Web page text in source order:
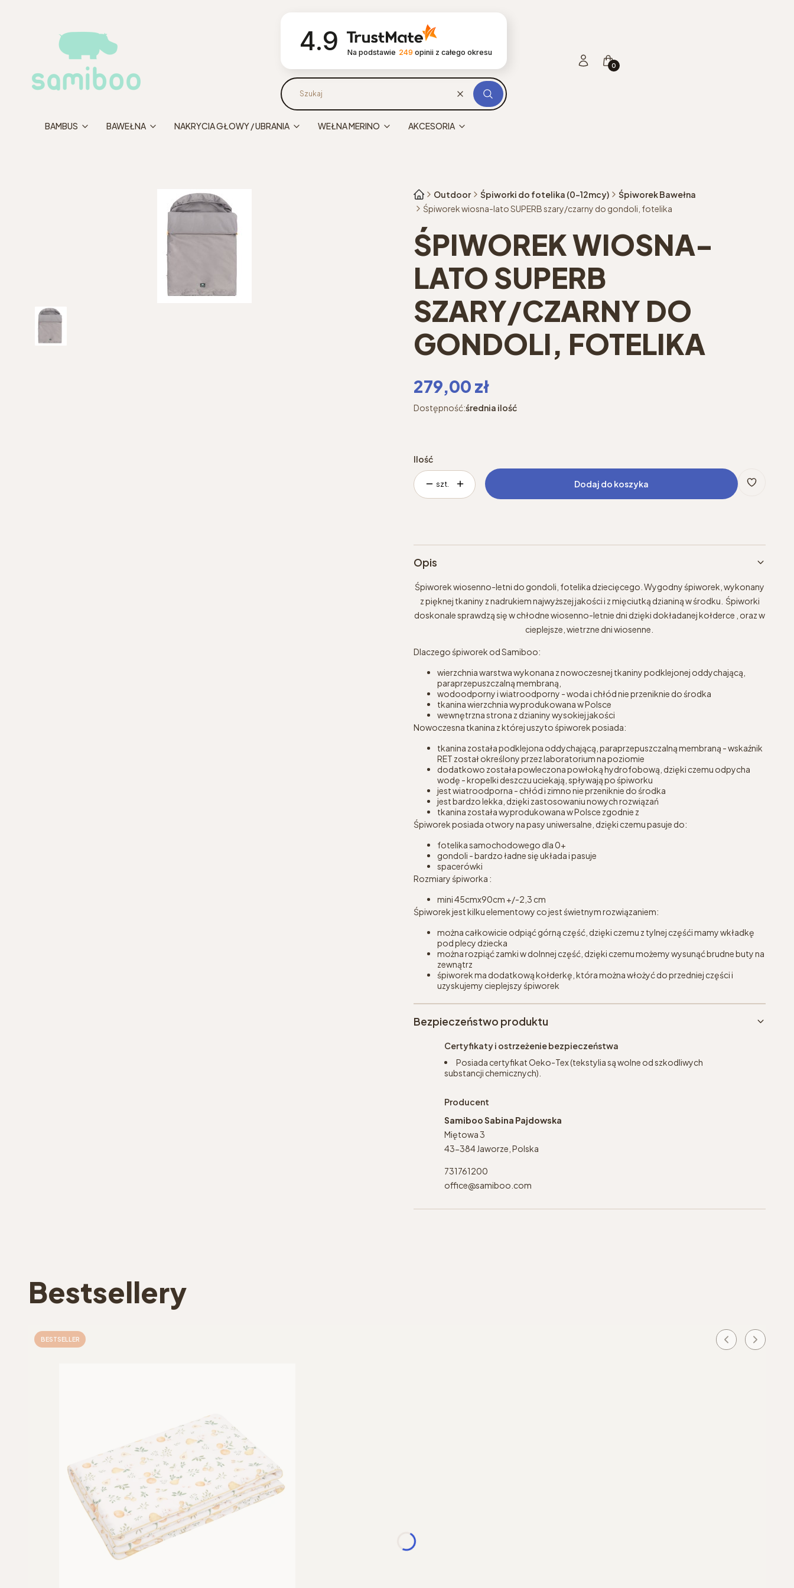
4.9 Na podstawie 249 opinii z całego okresu
WyczyśćSzukaj
Zaloguj sięProdukty w koszyku: 0. Zobacz szczegóły
Koszyk
BAMBUS BAWEŁNA NAKRYCIA GŁOWY / UBRANIA WEŁNA MERINO AKCESORIA
Outdoor Śpiworki do fotelika (0-12mcy)
Śpiworek Bawełna
Śpiworek wiosna-lato SUPERB szary/czarny do gondoli, fotelika
ŚPIWOREK WIOSNA-
LATO SUPERB
SZARY/CZARNY DO
GONDOLI, FOTELIKA
Cena
279,00 zł
Dostępność:średnia ilość
Ilość
szt. Dodaj do koszyka
Opis
Śpiworek wiosenno-letni do gondoli, fotelika dziecięcego. Wygodny śpiworek, wykonany
z pięknej tkaniny z nadrukiem najwyższej jakości i z mięciutką dzianiną w środku. Śpiworki
doskonale sprawdzą się w chłodne wiosenno-letnie dni dzięki dokładanej kołderce , oraz w
cieplejsze, wietrzne dni wiosenne.
Dlaczego śpiworek od Samiboo:
wierzchnia warstwa wykonana z nowoczesnej tkaniny podklejonej oddychającą,
paraprzepuszczalną membraną,
wodoodporny i wiatroodporny - woda i chłód nie przeniknie do środka
tkanina wierzchnia wyprodukowana w Polsce
wewnętrzna strona z dzianiny wysokiej jakości
Nowoczesna tkanina z której uszyto śpiworek posiada:
tkanina została podklejona oddychającą, paraprzepuszczalną membraną - wskaźnik
RET został określony przez laboratorium na poziomie
dodatkowo została powleczona powłoką hydrofobową, dzięki czemu odpycha
wodę - kropelki deszczu uciekają, spływają po śpiworku
jest wiatroodporna - chłód i zimno nie przeniknie do środka
jest bardzo lekka, dzięki zastosowaniu nowych rozwiązań
tkanina została wyprodukowana w Polsce zgodnie z
Śpiworek posiada otwory na pasy uniwersalne, dzięki czemu pasuje do:
fotelika samochodowego dla 0+
gondoli - bardzo ładne się układa i pasuje
spacerówki
Rozmiary śpiworka :
mini 45cmx90cm +/-2,3 cm
Śpiworek jest kilku elementowy co jest świetnym rozwiązaniem:
można całkowicie odpiąć górną część, dzięki czemu z tylnej częśći mamy wkładkę
pod plecy dziecka
można rozpiąć zamki w dolnnej część, dzięki czemu możemy wysunąć brudne buty na
zewnątrz
śpiworek ma dodatkową kołderkę, która można włożyć do przedniej części i
uzyskujemy cieplejszy śpiworek
Bezpieczeństwo produktu
Certyfikaty i ostrzeżenie bezpieczeństwa
Posiada certyfikat Oeko-Tex (tekstylia są wolne od szkodliwych
substancji chemicznych).
Producent
Samiboo Sabina Pajdowska
Miętowa 3
43-384 Jaworze, Polska
731761200
office@samiboo.com
Bestsellery
BESTSELLER